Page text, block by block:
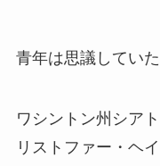
青年は思議していた
ワシントン州シア
リストファー・ヘ